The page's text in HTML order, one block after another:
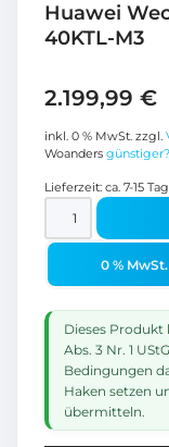
Huawei
40KTL-M3
2.199,99 €
inkl. 0 % MwSt. zzgl.
Woanders günstiger?
Lieferzeit: ca. 7-15
0 % MwSt.
Dieses Produkt
Abs. 3 Nr. 1
Bedingungen
Haken setzen
übermitteln.